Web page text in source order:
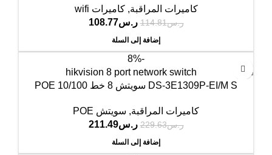
كاميرات المراقبة,كاميرات wifi
ر.س114.81 ر.س108.77
إضافة إلى السلة
-8%
DS-3E1309P-EI/M S سويتش 8 خط POE 10/100
كاميرات المراقبة, سويتش POE
ر.س229.63 ر.س211.49
إضافة إلى السلة